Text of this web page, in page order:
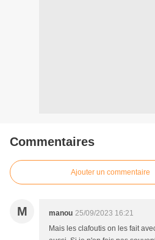
Commentaires
Ajouter un commentaire
M manou 25/09/2023 16:21
Mais les clafoutis on les fait